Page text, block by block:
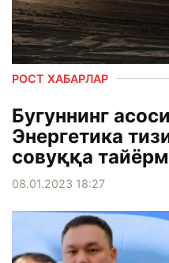
РОСТ ХАБАРЛАР
Бугуннинг
Энергетика
совуққа
08.01.2023 18:27